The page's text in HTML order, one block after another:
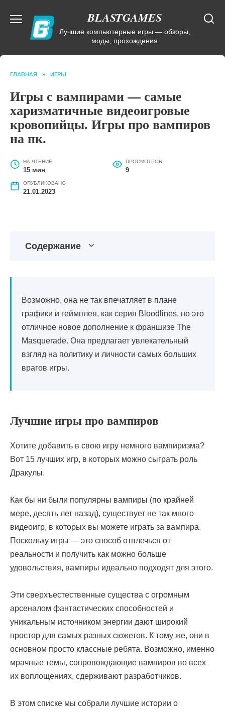
содержанию
BLASTGAMES
Лучшие компьютерные игры — обзоры,
моды, прохождения
ГЛАВНАЯ » ИГРЫ
Игры с вампирами — самые
харизматичные видеоигровые
кровопийцы. Игры про вампиров
на пк.
НА ЧТЕНИЕ
15 мин
ПРОСМОТРОВ
9
ОПУБЛИКОВАНО
21.01.2023
Содержание
Возможно, она не так впечатляет в плане
графики и геймплея, как серия Bloodlines, но это
отличное новое дополнение к франшизе The
Masquerade. Она предлагает увлекательный
взгляд на политику и личности самых больших
врагов игры.
Лучшие игры про вампиров
Хотите добавить в свою игру немного вампиризма?
Вот 15 лучших игр, в которых можно сыграть роль
Дракулы.
Как бы ни были популярны вампиры (по крайней
мере, десять лет назад), существует не так много
видеоигр, в которых вы можете играть за вампира.
Поскольку игры — это способ отвлечься от
реальности и получить как можно больше
удовольствия, вампиры идеально подходят для этого.
Эти сверхъестественные существа с огромным
арсеналом фантастических способностей и
уникальным источником энергии дают широкий
простор для самых разных сюжетов. К тому же, они в
основном просто классные ребята. Возможно, именно
мрачные темы, сопровождающие вампиров во всех
их воплощениях, сдерживают разработчиков.
В этом списке мы собрали лучшие истории о